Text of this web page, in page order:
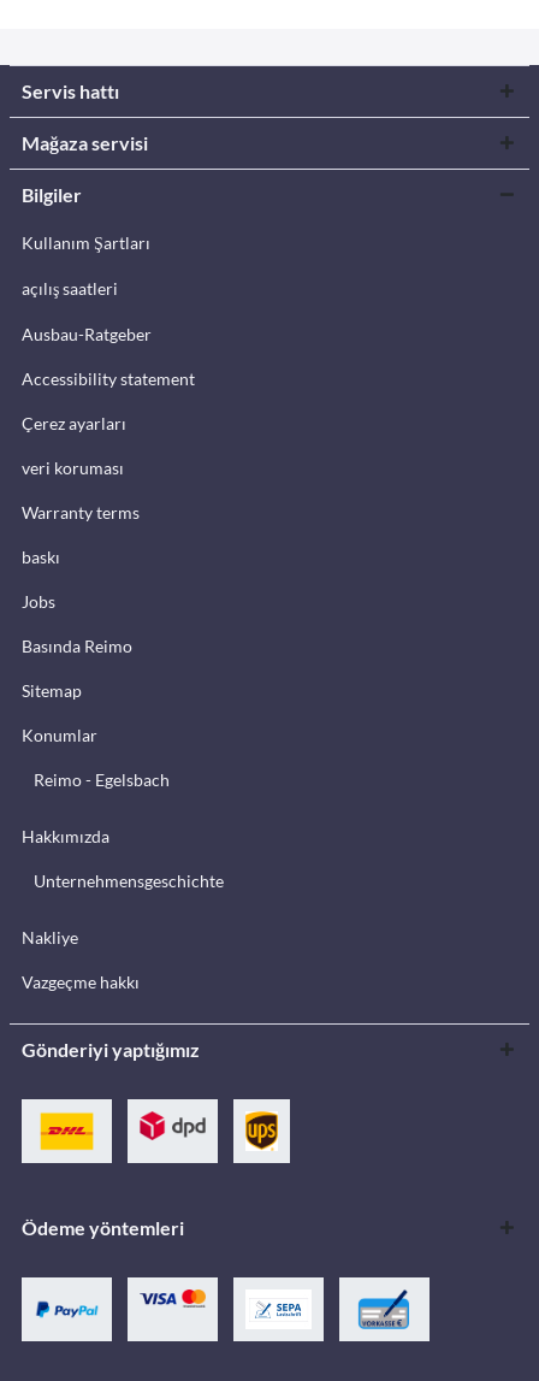
Servis hattı
Mağaza servisi
Bilgiler
Kullanım Şartları
açılış saatleri
Ausbau-Ratgeber
Accessibility statement
Çerez ayarları
veri koruması
Warranty terms
baskı
Jobs
Basında Reimo
Sitemap
Konumlar
Reimo - Egelsbach
Hakkımızda
Unternehmensgeschichte
Nakliye
Vazgeçme hakkı
Gönderiyi yaptığımız
Ödeme yöntemleri